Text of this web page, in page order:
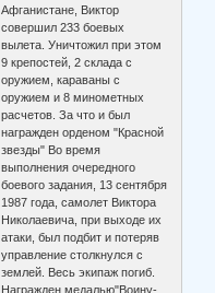
Афганистане, Виктор
совершил 233 боевых
вылета. Уничтожил при этом
9 крепостей, 2 склада с
оружием, караваны с
оружием и 8 минометных
расчетов. За что и был
награжден орденом "Красной
звезды" Во время
выполнения очередного
боевого задания, 13 сентября
1987 года, самолет Виктора
Николаевича, при выходе их
атаки, был подбит и потеряв
управление столкнулся с
землей. Весь экипаж погиб.
Награжден медалью"Воину-